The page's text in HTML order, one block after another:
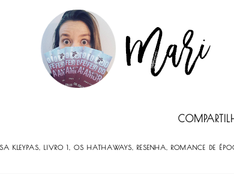
KLEYPAS LIVRO 1 OS HATHAWAYS RESENHA ROMANCE DE